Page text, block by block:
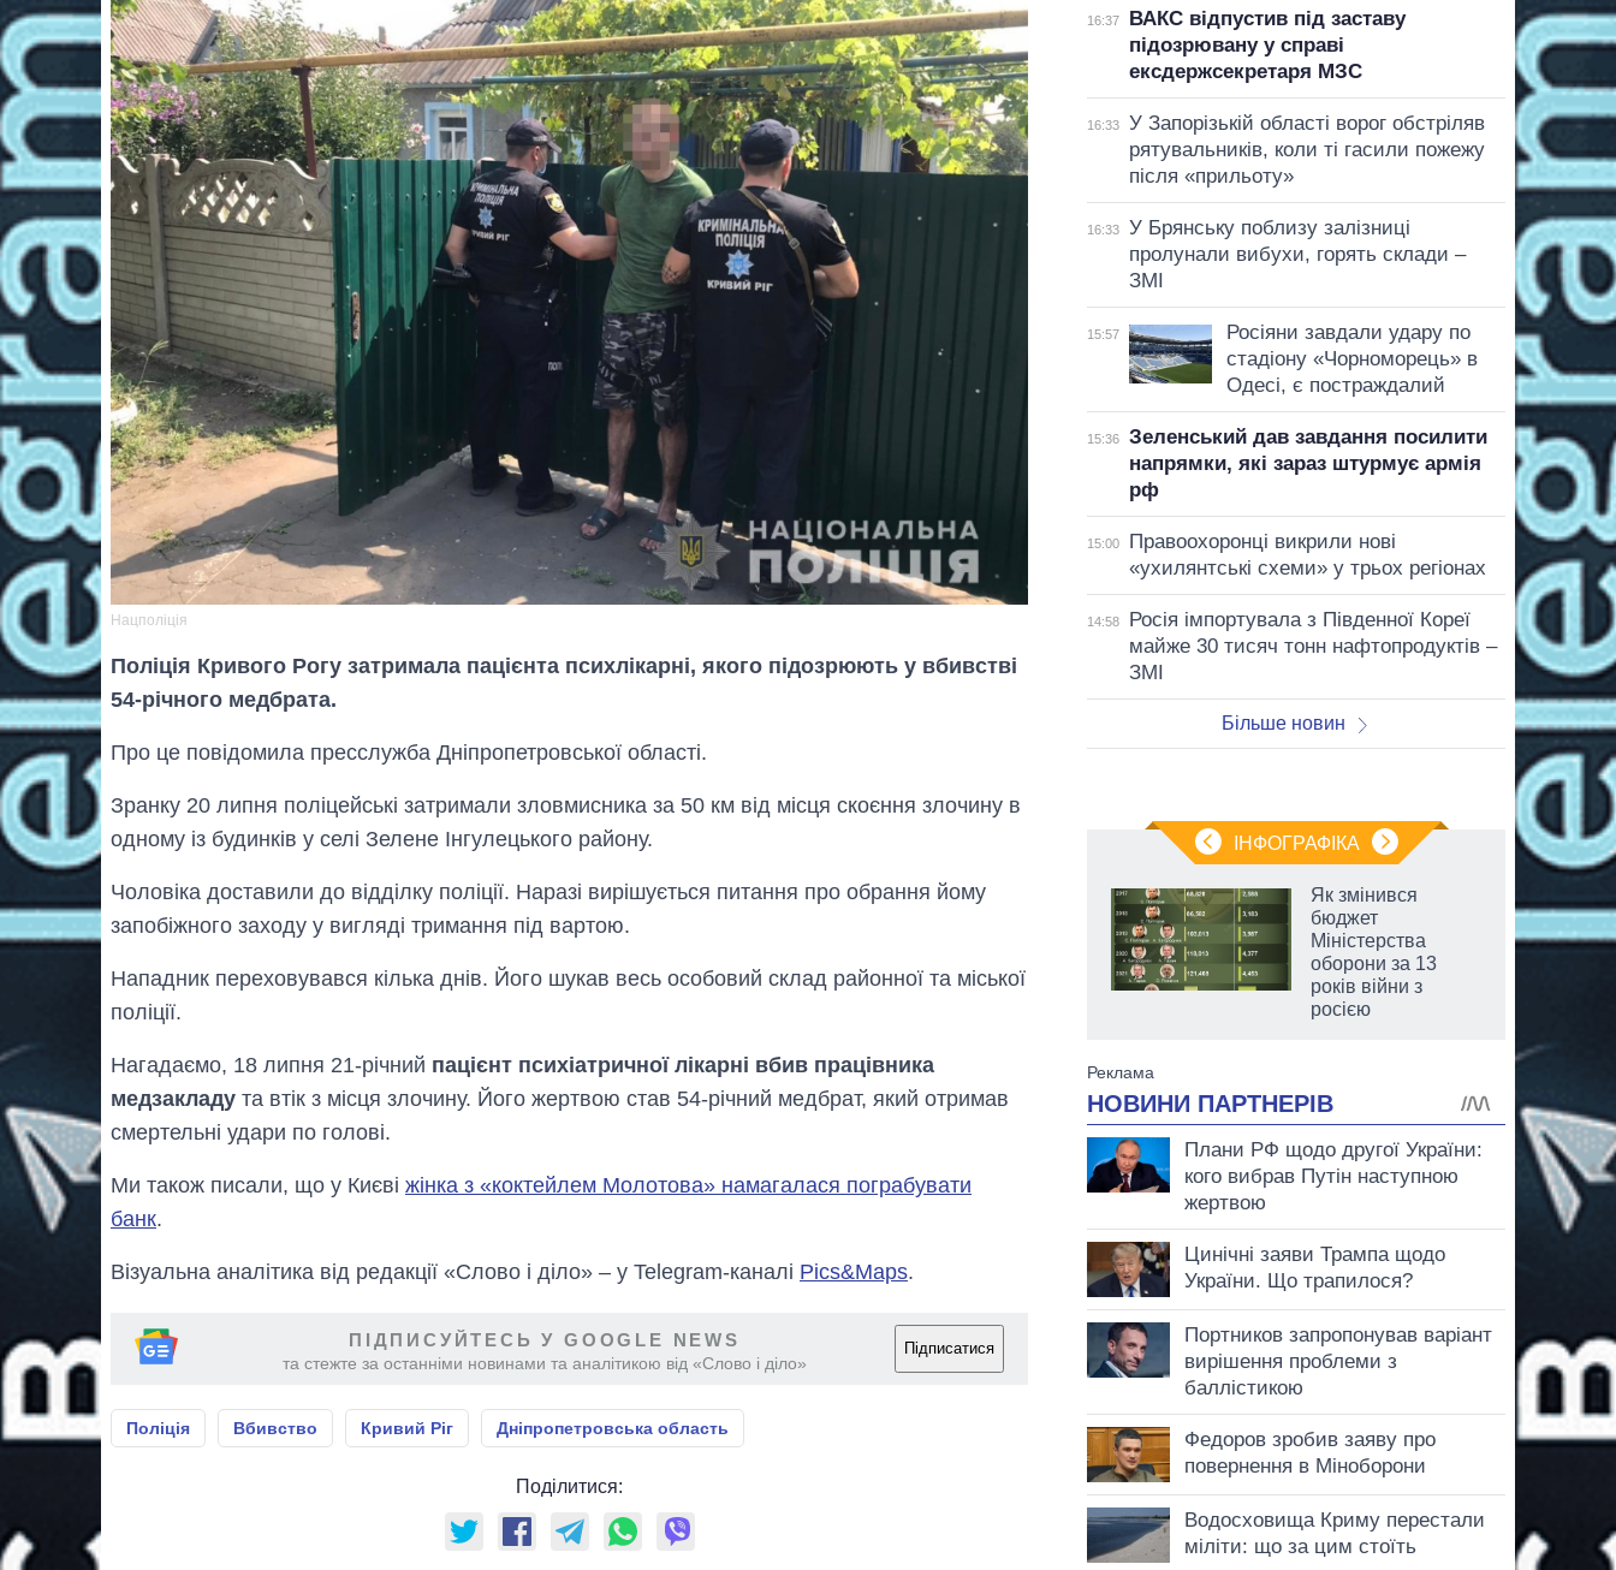
Нацполіція
Поліція Кривого Рогу затримала пацієнта психлікарні, якого підозрюють у вбивстві
54-річного медбрата.
Про це повідомила пресслужба Дніпропетровської області.
Зранку 20 липня поліцейські затримали зловмисника за 50 км від місця скоєння злочину в
одному із будинків у селі Зелене Інгулецького району.
Чоловіка доставили до відділку поліції. Наразі вирішується питання про обрання йому
запобіжного заходу у вигляді тримання під вартою.
Нападник переховувався кілька днів. Його шукав весь особовий склад районної та міської
поліції.
Нагадаємо, 18 липня 21-річний пацієнт психіатричної лікарні вбив працівника
медзакладу та втік з місця злочину. Його жертвою став 54-річний медбрат, який отримав
смертельні удари по голові.
Ми також писали, що у Києві жінка з «коктейлем Молотова» намагалася пограбувати
банк.
Візуальна аналітика від редакції «Слово і діло» – у Telegram-каналі Pics&Maps.
ПІДПИСУЙТЕСЬ У GOOGLE NEWS
та стежте за останніми новинами та аналітикою від «Слово і діло»
Підписатися
Поліція Вбивство Кривий Ріг Дніпропетровська область
Поділитися:
16:37
ВАКС відпустив під заставу
підозрювану у справі
ексдержсекретаря МЗС
16:33
У Запорізькій області ворог обстріляв
рятувальників, коли ті гасили пожежу
після «прильоту»
16:33
У Брянську поблизу залізниці
пролунали вибухи, горять склади –
ЗМІ
15:57
Росіяни завдали удару по
стадіону «Чорноморець» в
Одесі, є постраждалий
15:36
Зеленський дав завдання посилити
напрямки, які зараз штурмує армія
рф
15:00
Правоохоронці викрили нові
«ухилянтські схеми» у трьох регіонах
14:58
Росія імпортувала з Південної Кореї
майже 30 тисяч тонн нафтопродуктів –
ЗМІ
Більше новин
ІНФОГРАФІКА
Вісім масованих
головною ціллю
Як змінився
бюджет
Міністерства
оборони за 13
років війни з
росією